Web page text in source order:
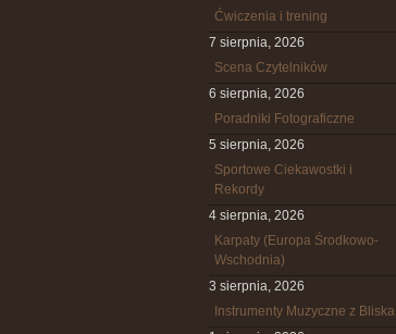
Ćwiczenia i trening
7 sierpnia, 2026
Scena Czytelników
6 sierpnia, 2026
Poradniki Fotograficzne
5 sierpnia, 2026
Sportowe Ciekawostki i
Rekordy
4 sierpnia, 2026
Karpaty (Europa Środkowo-
Wschodnia)
3 sierpnia, 2026
Instrumenty Muzyczne z Bliska